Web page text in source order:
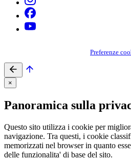
Preferenze
×
Panoramica sulla
Questo sito utilizza i cookie per
navigazione. Tra questi, i cookie
memorizzati nel browser in quanto
delle funzionalita' di base del sito.